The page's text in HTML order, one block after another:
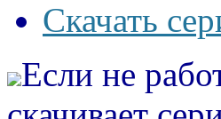
Скачать
Если не